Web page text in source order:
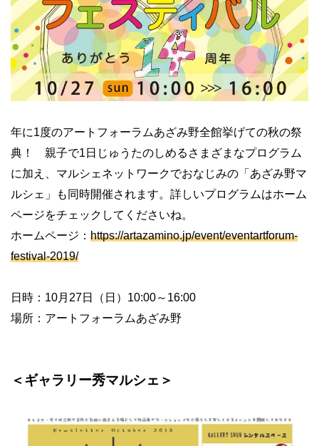
年に1度のアートフォーラムあざみ野全館挙げての秋の祭
典！ 親子で1日じゅうたのしめるさまざまなプログラム
に加え、マルシェネットワークでおなじみの「あざみ野マ
ルシェ」も同時開催されます。詳しいプログラムはホーム
ページをチェックしてくださいね。
ホームページ： https://artazamino.jp/event/eventartforum-
festival-2019/
日時：10月27日（日）10:00～16:00
場所：アートフォーラムあざみ野
＜ギャラリー秀マルシェ＞